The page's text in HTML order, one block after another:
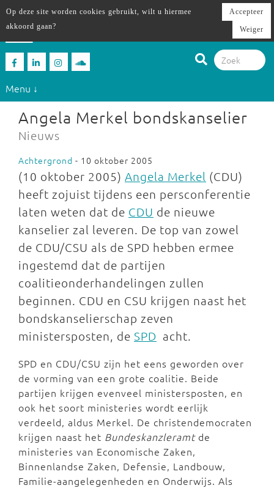
Menu ↓
Angela Merkel bondskanselier
Nieuws
Achtergrond - 10 oktober 2005
(10 oktober 2005) Angela Merkel (CDU)
heeft zojuist tijdens een persconferentie
laten weten dat de CDU de nieuwe
kanselier zal leveren. De top van zowel
de CDU/CSU als de SPD hebben ermee
ingestemd dat de partijen
coalitieonderhandelingen zullen
beginnen. CDU en CSU krijgen naast het
bondskanselierschap zeven
ministersposten, de SPD acht.
SPD en CDU/CSU zijn het eens geworden over
de vorming van een grote coalitie. Beide
partijen krijgen evenveel ministersposten, en
ook het soort ministeries wordt eerlijk
verdeeld, aldus Merkel. De christendemocraten
krijgen naast het Bundeskanzleramtde
ministeries van Economische Zaken,
Binnenlandse Zaken, Defensie, Landbouw,
Familie-aangelegenheden en Onderwijs. Als
Op deze site worden cookies gebruikt, wilt u hiermee
akkoord gaan?
Accepteer
Weiger